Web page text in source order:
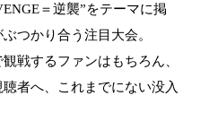
＝逆襲”をテーマに掲
つかり合う注目大会。
戦するファンはもちろん、
者へ、これまでにない没入